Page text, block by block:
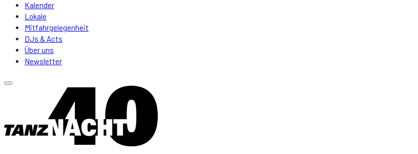
Kalender
Lokale
Mitfahrgelegenheit
DJs & Acts
Über uns
Newsletter